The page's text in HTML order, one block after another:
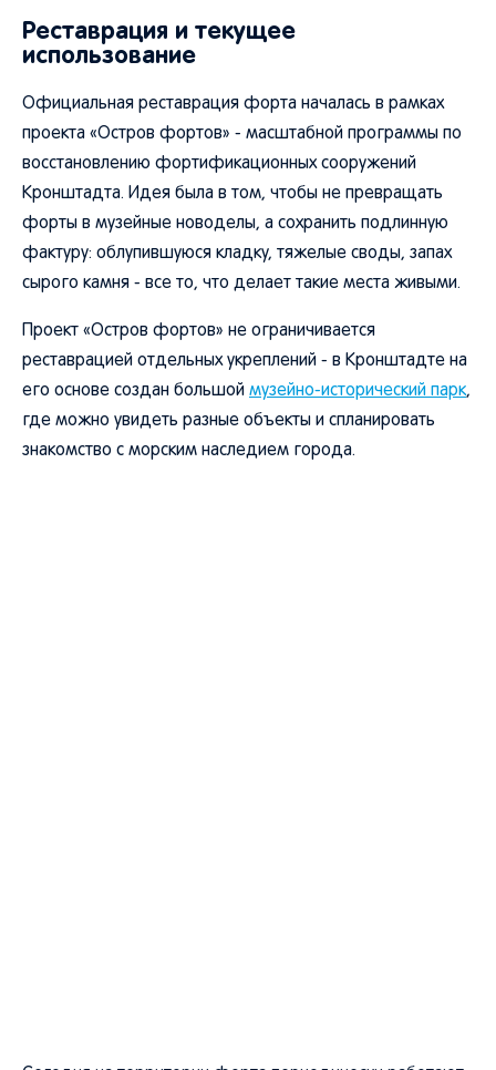
Реставрация и текущее
использование
Официальная реставрация форта началась в рамках
проекта «Остров фортов» - масштабной программы по
восстановлению фортификационных сооружений
Кронштадта. Идея была в том, чтобы не превращать
форты в музейные новоделы, а сохранить подлинную
фактуру: облупившуюся кладку, тяжелые своды, запах
сырого камня - все то, что делает такие места живыми.
Проект «Остров фортов» не ограничивается
реставрацией отдельных укреплений - в Кронштадте на
его основе создан большой музейно-исторический парк,
где можно увидеть разные объекты и спланировать
знакомство с морским наследием города.